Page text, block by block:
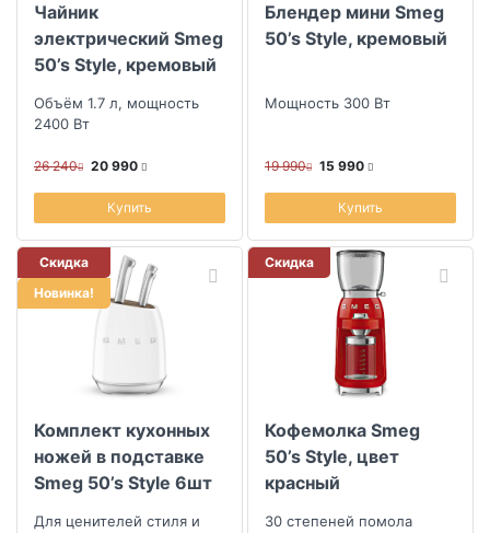
Чайник
электрический Smeg
50’s Style, кремовый
Объём 1.7 л, мощность
2400 Вт
26 240 20 990
Купить
Блендер мини Smeg
50’s Style, кремовый
Мощность 300 Вт
19 990 15 990
Купить
Скидка
Новинка!
Комплект кухонных
ножей в подставке
Smeg 50’s Style 6шт
Для ценителей стиля и
Скидка
Кофемолка Smeg
50’s Style, цвет
красный
30 степеней помола